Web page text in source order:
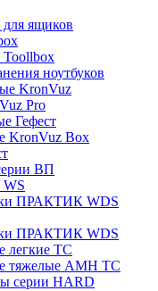
ящиков
Toollbox
ноутбуков
KronVuz
Pro
Гефест
KronVuz Box
ВП
ПРАКТИК WDS
ПРАКТИК WDS
легкие ТС
тяжелые AMH TC
серии HARD